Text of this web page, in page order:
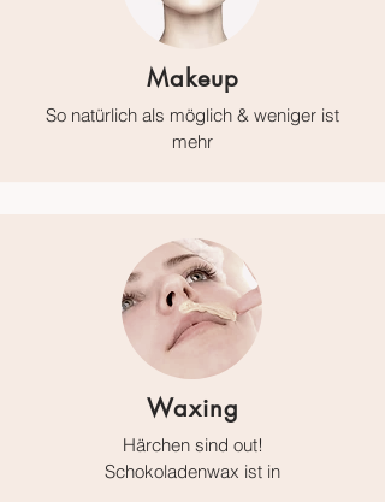
Makeup
So natürlich als möglich & weniger ist
mehr
Waxing
Härchen sind out!
Schokoladenwax ist in